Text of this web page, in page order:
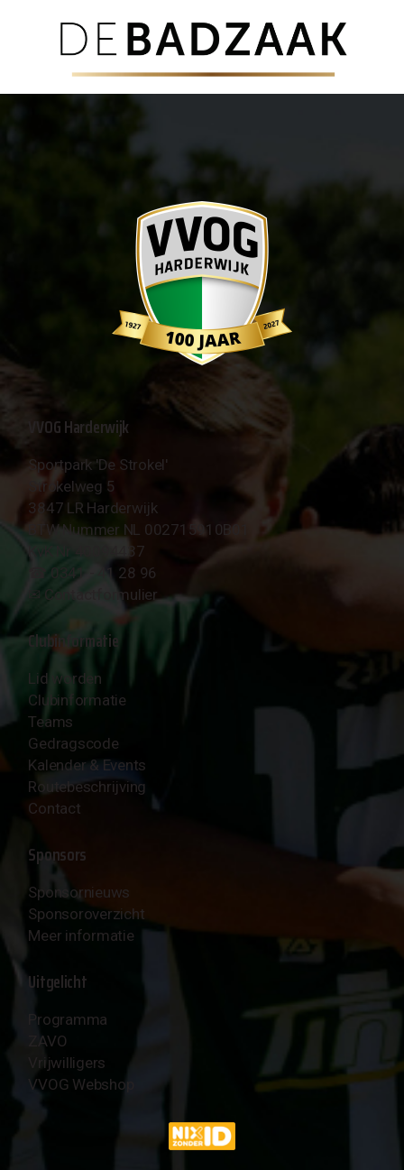
VVOG Harderwijk
Sportpark 'De Strokel'
Strokelweg 5
3847 LR Harderwijk
BTW Nummer NL 002715910B01
KvK Nr 40094437
☎︎ 0341 - 41 28 96
✉︎ Contactformulier
Clubinformatie
Lid worden
Clubinformatie
Teams
Gedragscode
Kalender & Events
Routebeschrijving
Contact
Sponsors
Sponsornieuws
Sponsoroverzicht
Meer informatie
Uitgelicht
Programma
ZAVO
Vrijwilligers
VVOG Webshop